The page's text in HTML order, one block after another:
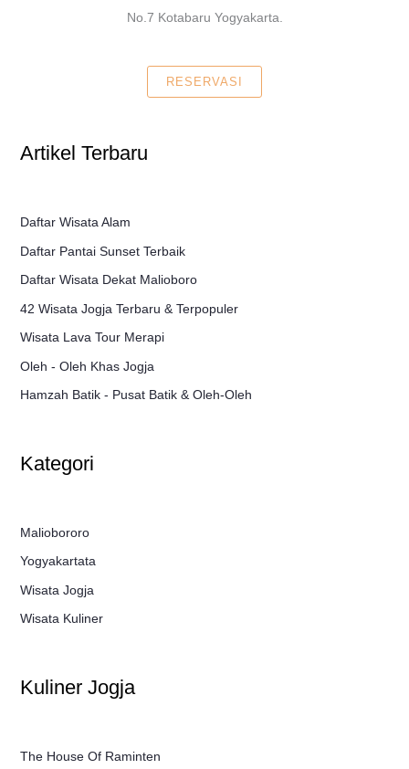
No.7 Kotabaru Yogyakarta.
RESERVASI
Artikel Terbaru
Daftar Wisata Alam
Daftar Pantai Sunset Terbaik
Daftar Wisata Dekat Malioboro
42 Wisata Jogja Terbaru & Terpopuler
Wisata Lava Tour Merapi
Oleh - Oleh Khas Jogja
Hamzah Batik - Pusat Batik & Oleh-Oleh
Kategori
Maliobororo
Yogyakartata
Wisata Jogja
Wisata Kuliner
Kuliner Jogja
The House Of Raminten